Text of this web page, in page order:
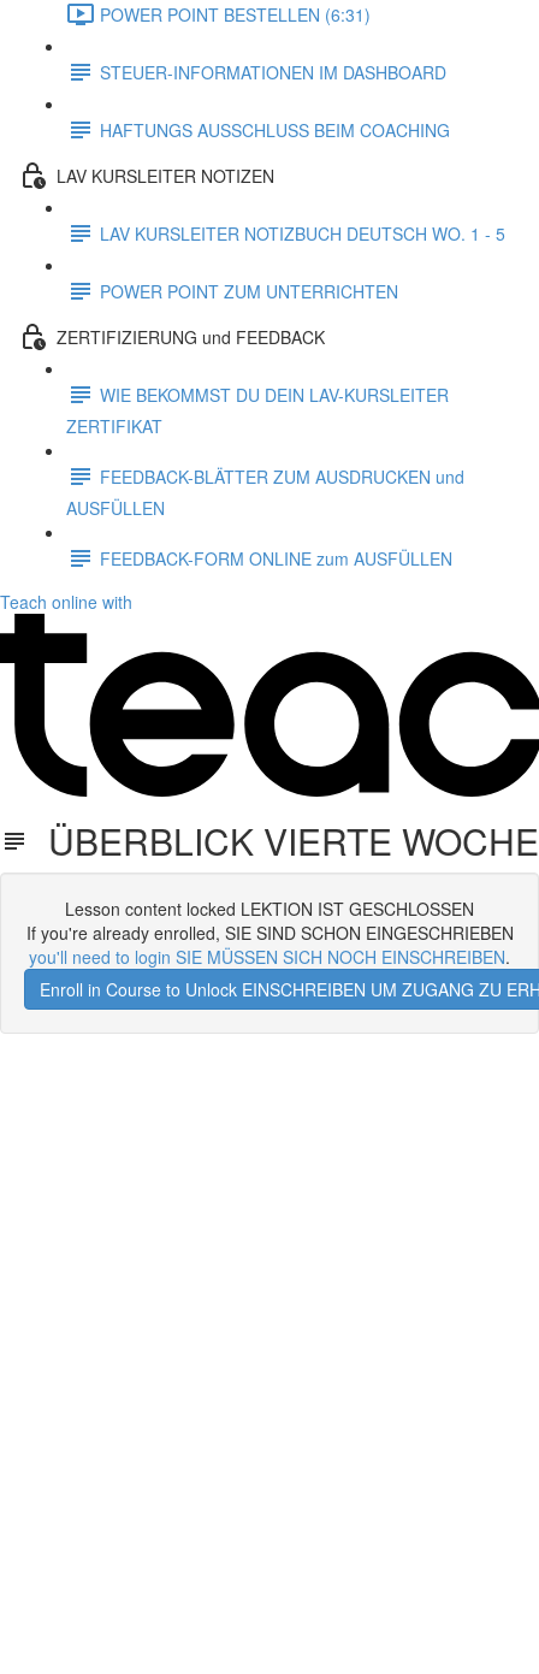
POWER POINT BESTELLEN (6:31)
STEUER-INFORMATIONEN IM DASHBOARD
HAFTUNGS AUSSCHLUSS BEIM COACHING
LAV KURSLEITER NOTIZEN
LAV KURSLEITER NOTIZBUCH DEUTSCH WO. 1 - 5
POWER POINT ZUM UNTERRICHTEN
ZERTIFIZIERUNG und FEEDBACK
WIE BEKOMMST DU DEIN LAV-KURSLEITER
ZERTIFIKAT
FEEDBACK-BLÄTTER ZUM AUSDRUCKEN und
AUSFÜLLEN
FEEDBACK-FORM ONLINE zum AUSFÜLLEN
Teach online with
ÜBERBLICK VIERTE WOCHE
Lesson content locked LEKTION IST GESCHLOSSEN
If you're already enrolled, SIE SIND SCHON EINGESCHRIEBEN
you'll need to login SIE MÜSSEN SICH NOCH EINSCHREIBEN.
Enroll in Course to Unlock EINSCHREIBEN UM ZUGANG ZU